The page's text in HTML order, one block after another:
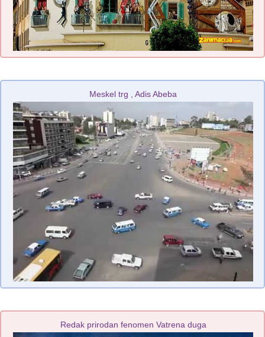
Meskel trg , Adis Abeba
Redak prirodan fenomen Vatrena duga